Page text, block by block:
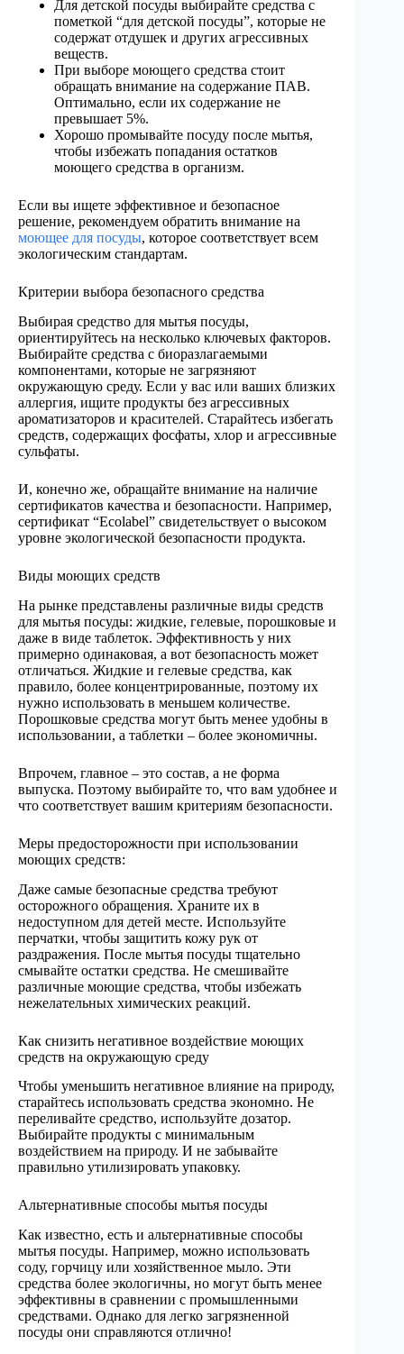
Для детской посуды выбирайте средства с
пометкой “для детской посуды”, которые не
содержат отдушек и других агрессивных
веществ.
При выборе моющего средства стоит
обращать внимание на содержание ПАВ.
Оптимально, если их содержание не
превышает 5%.
Хорошо промывайте посуду после мытья,
чтобы избежать попадания остатков
моющего средства в организм.
Если вы ищете эффективное и безопасное
решение, рекомендуем обратить внимание на
моющее для посуды, которое соответствует всем
экологическим стандартам.
Критерии выбора безопасного средства
Выбирая средство для мытья посуды,
ориентируйтесь на несколько ключевых факторов.
Выбирайте средства с биоразлагаемыми
компонентами, которые не загрязняют
окружающую среду. Если у вас или ваших близких
аллергия, ищите продукты без агрессивных
ароматизаторов и красителей. Старайтесь избегать
средств, содержащих фосфаты, хлор и агрессивные
сульфаты.
И, конечно же, обращайте внимание на наличие
сертификатов качества и безопасности. Например,
сертификат “Ecolabel” свидетельствует о высоком
уровне экологической безопасности продукта.
Виды моющих средств
На рынке представлены различные виды средств
для мытья посуды: жидкие, гелевые, порошковые и
даже в виде таблеток. Эффективность у них
примерно одинаковая, а вот безопасность может
отличаться. Жидкие и гелевые средства, как
правило, более концентрированные, поэтому их
нужно использовать в меньшем количестве.
Порошковые средства могут быть менее удобны в
использовании, а таблетки – более экономичны.
Впрочем, главное – это состав, а не форма
выпуска. Поэтому выбирайте то, что вам удобнее и
что соответствует вашим критериям безопасности.
Меры предосторожности при использовании
моющих средств:
Даже самые безопасные средства требуют
осторожного обращения. Храните их в
недоступном для детей месте. Используйте
перчатки, чтобы защитить кожу рук от
раздражения. После мытья посуды тщательно
смывайте остатки средства. Не смешивайте
различные моющие средства, чтобы избежать
нежелательных химических реакций.
Как снизить негативное воздействие моющих
средств на окружающую среду
Чтобы уменьшить негативное влияние на природу,
старайтесь использовать средства экономно. Не
переливайте средство, используйте дозатор.
Выбирайте продукты с минимальным
воздействием на природу. И не забывайте
правильно утилизировать упаковку.
Альтернативные способы мытья посуды
Как известно, есть и альтернативные способы
мытья посуды. Например, можно использовать
соду, горчицу или хозяйственное мыло. Эти
средства более экологичны, но могут быть менее
эффективны в сравнении с промышленными
средствами. Однако для легко загрязненной
посуды они справляются отлично!